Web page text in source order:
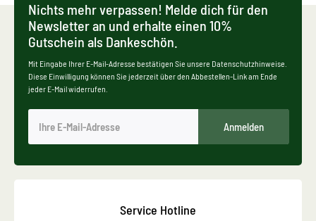
Nichts mehr verpassen! Melde dich für den
Newsletter an und erhalte einen 10%
Gutschein als Dankeschön.
Mit Eingabe Ihrer E-Mail-Adresse bestätigen Sie unsere Datenschutzhinweise.
Diese Einwilligung können Sie jederzeit über den Abbestellen-Link am Ende
jeder E-Mail widerrufen.
Anmelden
Service Hotline